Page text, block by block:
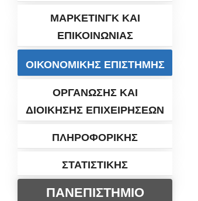
ΜΑΡΚΕΤΙΝΓΚ ΚΑΙ
ΕΠΙΚΟΙΝΩΝΙΑΣ
ΟΙΚΟΝΟΜΙΚΗΣ ΕΠΙΣΤΗΜΗΣ
ΟΡΓΑΝΩΣΗΣ ΚΑΙ
ΔΙΟΙΚΗΣΗΣ ΕΠΙΧΕΙΡΗΣΕΩΝ
ΠΛΗΡΟΦΟΡΙΚΗΣ
ΣΤΑΤΙΣΤΙΚΗΣ
ΠΑΝΕΠΙΣΤΗΜΙΟ